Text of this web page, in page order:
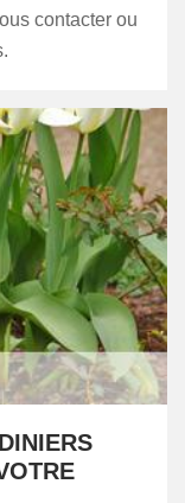
contacter ou